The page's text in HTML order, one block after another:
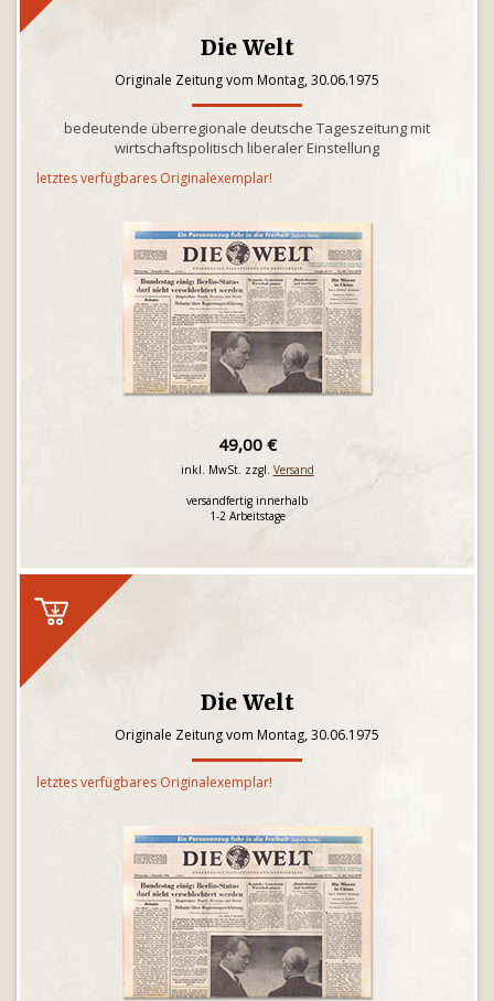
Die Welt
Originale Zeitung vom Montag, 30.06.1975
bedeutende überregionale deutsche Tageszeitung mit
wirtschaftspolitisch liberaler Einstellung
letztes verfügbares Originalexemplar!
49,00 €
inkl. MwSt. zzgl. Versand
versandfertig innerhalb
1-2 Arbeitstage
Die Welt
Originale Zeitung vom Montag, 30.06.1975
letztes verfügbares Originalexemplar!